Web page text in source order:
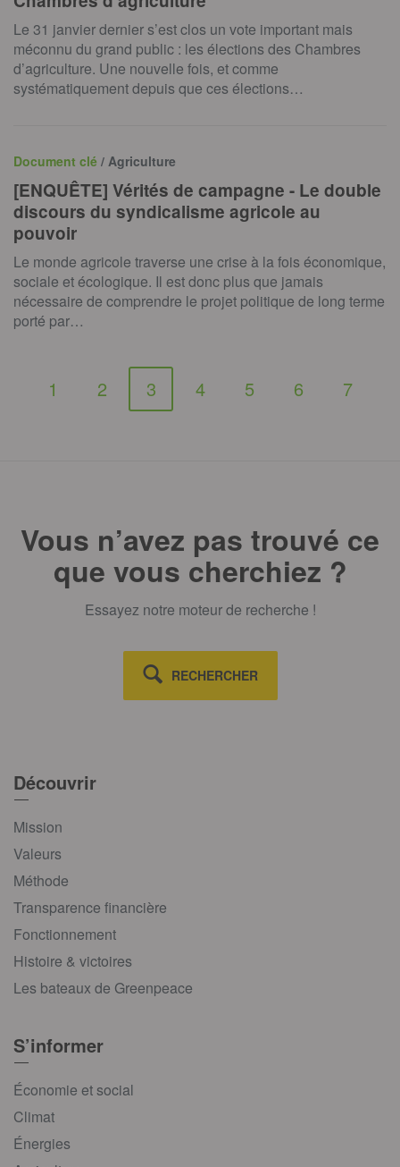
Le 31 janvier dernier s’est clos un vote important mais
méconnu du grand public : les élections des Chambres
d’agriculture. Une nouvelle fois, et comme
systématiquement depuis que ces élections…
Document clé / Agriculture
[ENQUÊTE] Vérités de campagne - Le double
discours du syndicalisme agricole au
pouvoir
Le monde agricole traverse une crise à la fois économique,
sociale et écologique. Il est donc plus que jamais
nécessaire de comprendre le projet politique de long terme
porté par…
1 2 3 4 5 6 7
Vous n’avez pas trouvé ce
que vous cherchiez ?
Essayez notre moteur de recherche !
RECHERCHER
Découvrir
Mission
Valeurs
Méthode
Transparence financière
Fonctionnement
Histoire & victoires
Les bateaux de Greenpeace
S’informer
Économie et social
Climat
Énergies